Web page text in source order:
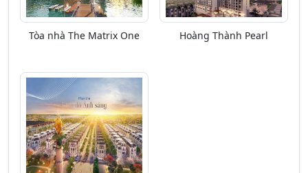
Tòa nhà The Matrix One Hoàng Thành Pearl